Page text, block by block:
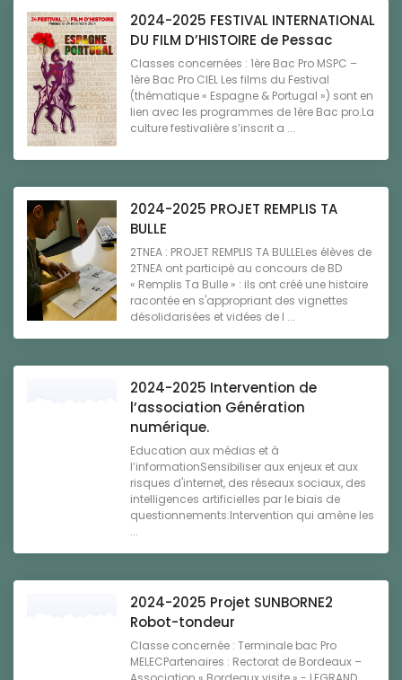
2024-2025 FESTIVAL INTERNATIONAL
DU FILM D’HISTOIRE de Pessac
Classes concernées : 1ère Bac Pro MSPC –
1ère Bac Pro CIEL Les films du Festival
(thématique « Espagne & Portugal ») sont en
lien avec les programmes de 1ère Bac pro.La
culture festivalière s’inscrit a ...
2024-2025 PROJET REMPLIS TA
BULLE
2TNEA : PROJET REMPLIS TA BULLELes élèves de
2TNEA ont participé au concours de BD
« Remplis Ta Bulle » : ils ont créé une histoire
racontée en s'appropriant des vignettes
désolidarisées et vidées de l ...
2024-2025 Intervention de
l’association Génération
numérique.
Education aux médias et à
l’informationSensibiliser aux enjeux et aux
risques d'internet, des réseaux sociaux, des
intelligences artificielles par le biais de
questionnements.Intervention qui amène les
...
2024-2025 Projet SUNBORNE2
Robot-tondeur
Classe concernée : Terminale bac Pro
MELECPartenaires : Rectorat de Bordeaux –